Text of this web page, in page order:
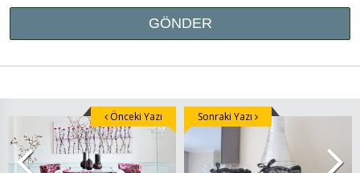
Önceki Yazı Sonraki Yazı